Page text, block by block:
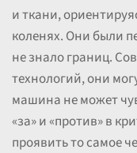
и ткани,
коленях. Они были
не знало границ.
технологий, они
машина не может
«за» и «против» в
проявить то самое